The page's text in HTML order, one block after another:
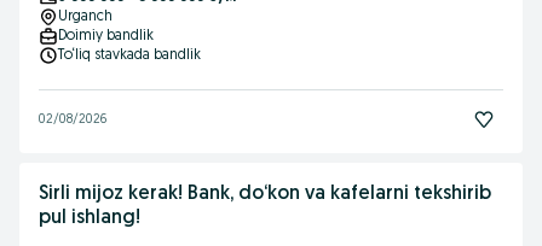
Urganch
Doimiy bandlik
To‘liq stavkada bandlik
02/08/2026
Sirli mijoz kerak! Bank, do‘kon va kafelarni tekshirib
pul ishlang!